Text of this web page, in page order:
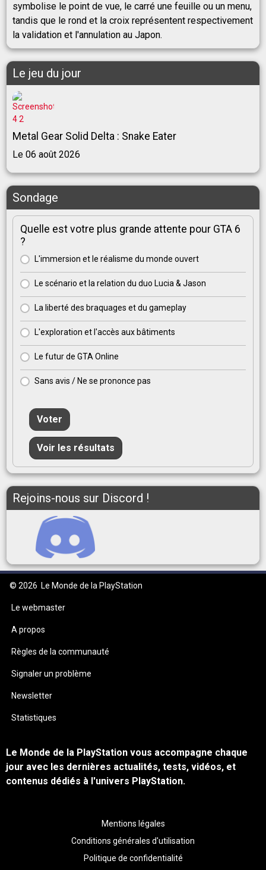
symbolise le point de vue, le carré une feuille ou un menu,
tandis que le rond et la croix représentent respectivement
la validation et l'annulation au Japon.
Le jeu du jour
Metal Gear Solid Delta : Snake Eater
Le 06 août 2026
Sondage
Quelle est votre plus grande attente pour GTA 6
?
L'immersion et le réalisme du monde ouvert
Le scénario et la relation du duo Lucia & Jason
La liberté des braquages et du gameplay
L'exploration et l'accès aux bâtiments
Le futur de GTA Online
Sans avis / Ne se prononce pas
Voter
Voir les résultats
Rejoins-nous sur Discord !
© 2026 Le Monde de la PlayStation
Le webmaster
A propos
Règles de la communauté
Signaler un problème
Newsletter
Statistiques
Le Monde de la PlayStation vous accompagne chaque
jour avec les dernières actualités, tests, vidéos, et
contenus dédiés à l'univers PlayStation.
Mentions légales
Conditions générales d'utilisation
Politique de confidentialité